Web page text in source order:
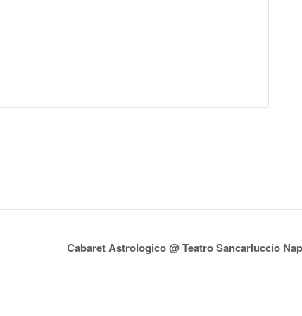
Cabaret Astrologico @ Teatro Sancarluccio